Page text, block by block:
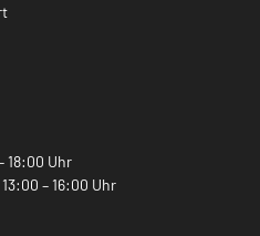
18:00 Uhr
– 16:00 Uhr